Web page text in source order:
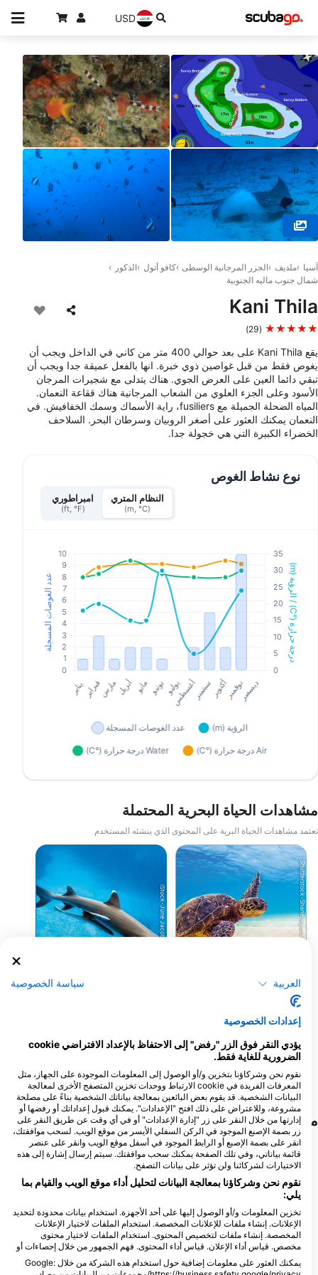
USD
آسيا ملديف الجزر المرجانية الوسطى كافو أتول
الذكور
شمال جنوب ماليه الجنوبية
Kani Thila
★★★★★
(29)
يقع Kani Thila على بعد حوالي 400 متر من كاني في الداخل ويجب أن
يغوص فقط من قبل غواصين ذوي خبرة. انها بالفعل عميقة جدا ويجب أن
تبقي دائما العين على العرض الجوي. هناك يتدلى مع شجيرات المرجان
الأسود وعلى الجزء العلوي من الشعاب المرجانية هناك ققاعة النعمان.
المياه الضحلة الجميلة مع fusiliers، راية الأسماك وسمك الخفافيش. في
النعمان يمكنك العثور على أصغر الروبيان وسرطان البحر. السلاحف
الخضراء الكبيرة التي هي خجولة جدا.
نوع نشاط الغوص
النظام المتري
(m, °C)
امبراطوري
(ft, °F)
مشاهدات الحياة البحرية المحتملة
تعتمد مشاهدات الحياة البرية على المحتوى الذي ينشئه المستخدم
Shutterstock-Shane Myers Photography
F
M
J
J
A
S
N
D
iStock-June Jacobsen
F
M
J
S
O
N
مراكز الغوص التي تلبي موقع الغوص هذا
DivePoint Hudhuran Fushi
H. Crest Finifenmaa Goalhi, 200015
Male, Henveyru, جزر المالديف
Amphibuzz Dive
Amphibuzz Dive, Male’, جزر المالديف
العربية سياسة الخصوصية
إعدادات الخصوصية
يؤدي النقر فوق الزر "رفض" إلى الاحتفاظ بالإعداد الافتراضي cookie
الضرورية للغاية فقط.
نقوم نحن وشركاؤنا بتخزين و/أو الوصول إلى المعلومات الموجودة على الجهاز، مثل
المعرفات الفريدة في cookie الارتباط ووحدات تخزين المتصفح الأخرى لمعالجة
البيانات الشخصية. قد يقوم بعض البائعين بمعالجة بياناتك الشخصية بناءً على مصلحة
مشروعة، وللاعتراض على ذلك افتح "الإعدادات". يمكنك قبول إعداداتك أو رفضها أو
إدارتها من خلال النقر على زر "إدارة الإعدادات" أو في أي وقت عن طريق النقر على
زر بصمة الإصبع الموجود في الركن السفلي الأيسر من موقع الويب. لسحب موافقتك،
انقر على بصمة الإصبع أو الرابط الموجود في أسفل موقع الويب وانقر على عنصر
قائمة بياناتي، وفي تلك الصفحة يمكنك سحب موافقتك. سيتم إرسال إشارة إلى هذه
الاختيارات لشركائنا ولن تؤثر على بيانات التصفح.
نقوم نحن وشركاؤنا بمعالجة البيانات لتحليل أداء موقع الويب والقيام بما
يلي:
تخزين المعلومات و/أو الوصول إليها على أحد الأجهزة. استخدام بيانات محدودة لتحديد
الإعلانات. إنشاء ملفات للإعلانات المخصصة. استخدام الملفات لاختيار الإعلانات
المخصصة. إنشاء ملفات لتخصيص المحتوى. استخدام الملفات لاختيار محتوى
مخصص. قياس أداء الإعلان. قياس أداء المحتوى. فهم الجمهور من خلال إحصاءات أو
يمكنك العثور على معلومات إضافية حول استخدام هذه الشركة من خلال Google: